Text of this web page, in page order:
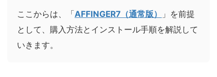
ここからは、「 AFFINGER7（通常版）
」を前提
として、購入方法とインストール手順を解説して
いきます。